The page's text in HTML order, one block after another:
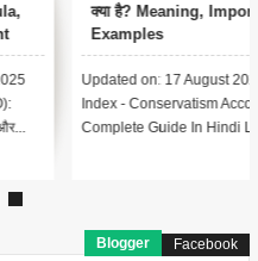
(ACH) क्या है? – पूरी जानकारी हिंदी
Updated on: 17 August 2025 📚
Index – Automated Clearing
House (ACH) क्या है? Lesson 1:...
Blogger Facebook